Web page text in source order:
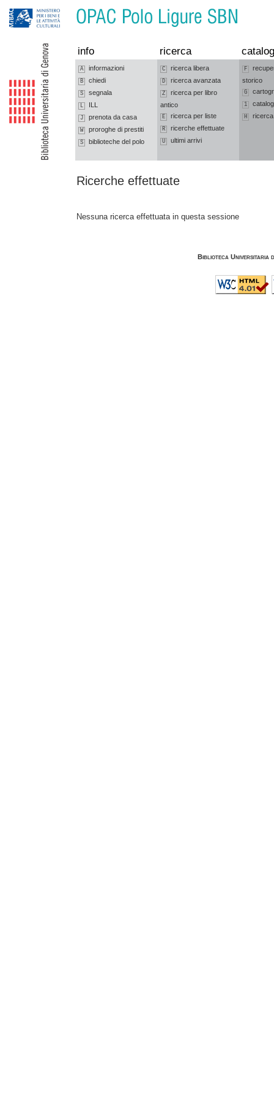
info ricerca
A informazioni
B chiedi
S segnala
L ILL
J prenota da casa
W proroghe di prestiti
S biblioteche del polo
C ricerca libera
D ricerca avanzata
Z
ricerca per libro
antico
E ricerca per liste
R ricerche effettuate
U ultimi arrivi
F
storico
G
1
H ricerca
Ricerche effettuate
Nessuna ricerca effettuata in questa sessione
Biblioteca Universitaria